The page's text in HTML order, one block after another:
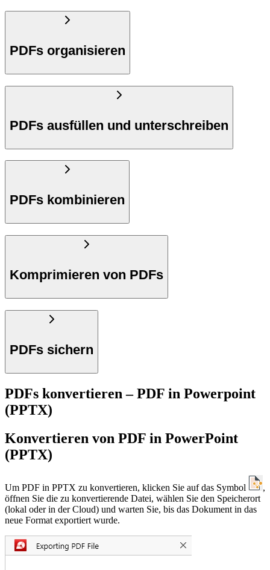
PDFs organisieren
PDFs ausfüllen und unterschreiben
PDFs kombinieren
Komprimieren von PDFs
PDFs sichern
PDFs konvertieren – PDF in Powerpoint
(PPTX)
Konvertieren von PDF in PowerPoint
(PPTX)
Um PDF in PPTX zu konvertieren, klicken Sie auf das Symbol
,
öffnen Sie die zu konvertierende Datei, wählen Sie den Speicherort
(lokal oder in der Cloud) und warten Sie, bis das Dokument in das
neue Format exportiert wurde.